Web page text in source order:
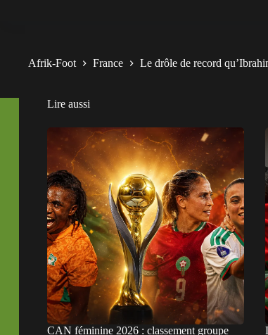
Afrik-Foot France Le drôle de record
Lire aussi
CAN féminine 2026 : classement groupe